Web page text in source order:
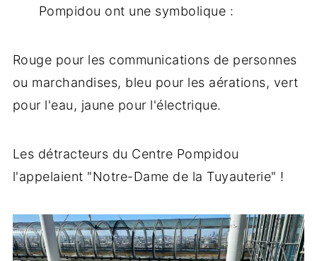
Pompidou ont une symbolique :
Rouge pour les communications de personnes
ou marchandises, bleu pour les aérations, vert
pour l'eau, jaune pour l'électrique.
Les détracteurs du Centre Pompidou
l'appelaient "Notre-Dame de la Tuyauterie" !